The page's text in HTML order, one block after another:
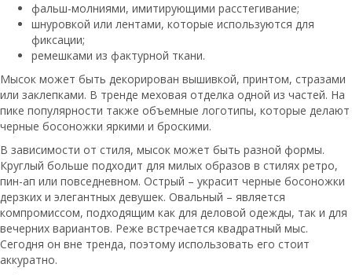
фальш-молниями, имитирующими расстегивание;
шнуровкой или лентами, которые используются для
фиксации;
ремешками из фактурной ткани.
Мысок может быть декорирован вышивкой, принтом, стразами
или заклепками. В тренде меховая отделка одной из частей. На
пике популярности также объемные логотипы, которые делают
черные босоножки яркими и броскими.
В зависимости от стиля, мысок может быть разной формы.
Круглый больше подходит для милых образов в стилях ретро,
пин-ап или повседневном. Острый – украсит черные босоножки
дерзких и элегантных девушек. Овальный – является
компромиссом, подходящим как для деловой одежды, так и для
вечерних вариантов. Реже встречается квадратный мыс.
Сегодня он вне тренда, поэтому использовать его стоит
аккуратно.